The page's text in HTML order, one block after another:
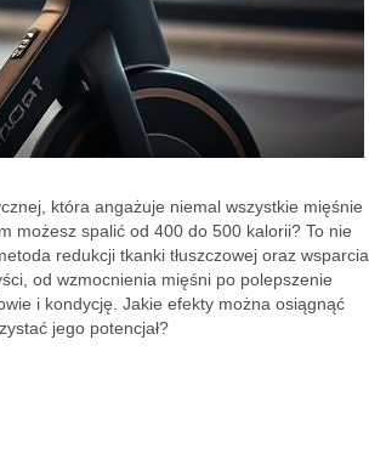
która angażuje niemal wszystkie mięśnie
możesz spalić od 400 do 500 kalorii? To nie
redukcji tkanki tłuszczowej oraz wsparcia
od wzmocnienia mięśni po polepszenie
i kondycję. Jakie efekty można osiągnąć
jego potencjał?